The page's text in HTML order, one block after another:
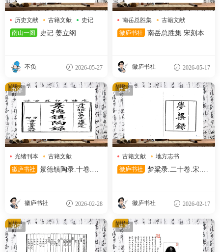
历史文献 古籍文献
史记
南山一阁
史记 姜立纲
不负 2026-05-27
南岳总胜集
古籍文献
古籍版本
徽庐书社 南岳总胜集 宋刻本
徽庐书社 2026-05-17
史部
光绪刊本
古籍文献
工艺典籍
徽庐书社
景德镇陶录.十卷.清.
徽庐书社 2026-02-28
VIP 史部
古籍文献
地方志书
宋刻本
徽庐书社
梦粱录.二十卷.宋.吴
徽庐书社 2026-02-17
VIP
史部
VIP 史部
VIP